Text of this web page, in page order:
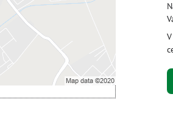
- súhlas s druhom
Funkčné
v novom okne